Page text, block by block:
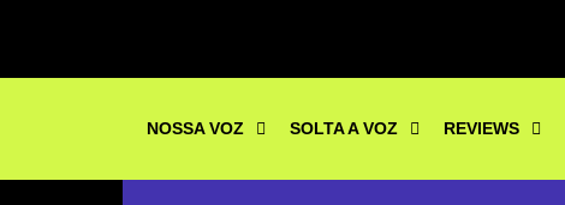
NOSSA VOZ SOLTA A VOZ REVIEWS